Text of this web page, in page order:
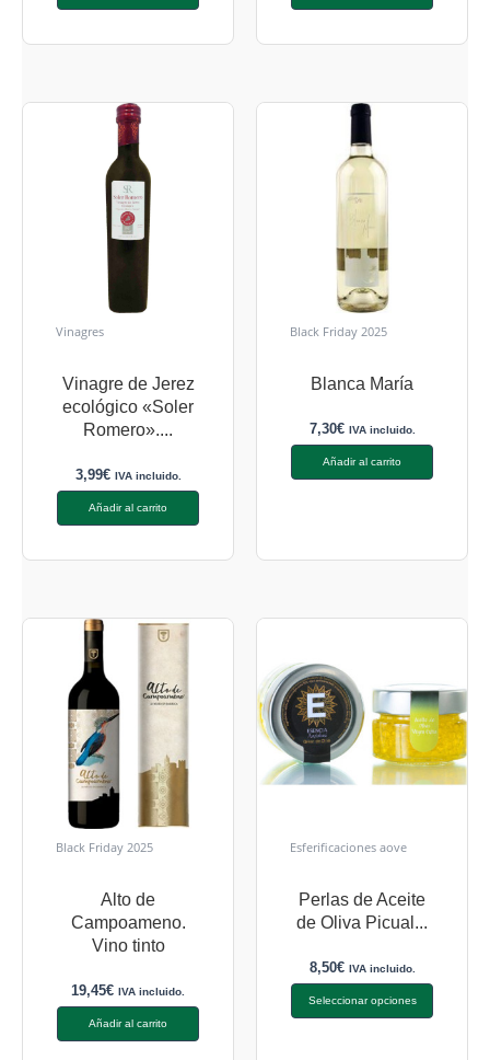
Vinagres
Vinagre de Jerez
ecológico «Soler
Romero»....
3,99€ IVA incluido.
Añadir al carrito
Black Friday 2025
Blanca María
7,30€ IVA incluido.
Añadir al carrito
Black Friday 2025
Alto de
Campoameno.
Vino tinto
19,45€ IVA incluido.
Añadir al carrito
Esferificaciones aove
Perlas de Aceite
de Oliva Picual...
8,50€ IVA incluido.
Seleccionar opciones